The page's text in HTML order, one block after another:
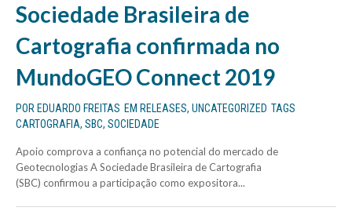
Sociedade Brasileira de
Cartografia confirmada no
MundoGEO Connect 2019
POR EDUARDO FREITAS EM RELEASES, UNCATEGORIZED TAGS
CARTOGRAFIA, SBC, SOCIEDADE
Apoio comprova a confiança no potencial do mercado de
Geotecnologias A Sociedade Brasileira de Cartografia
(SBC) confirmou a participação como expositora...